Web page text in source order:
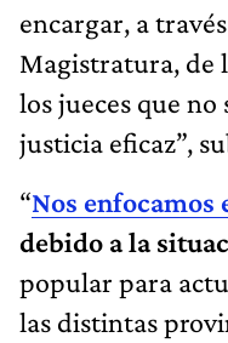
encargar, a
Magistratura, de
los jueces que
justicia eficaz”,
“Nos enfocamos
debido a la
popular para
las distintas